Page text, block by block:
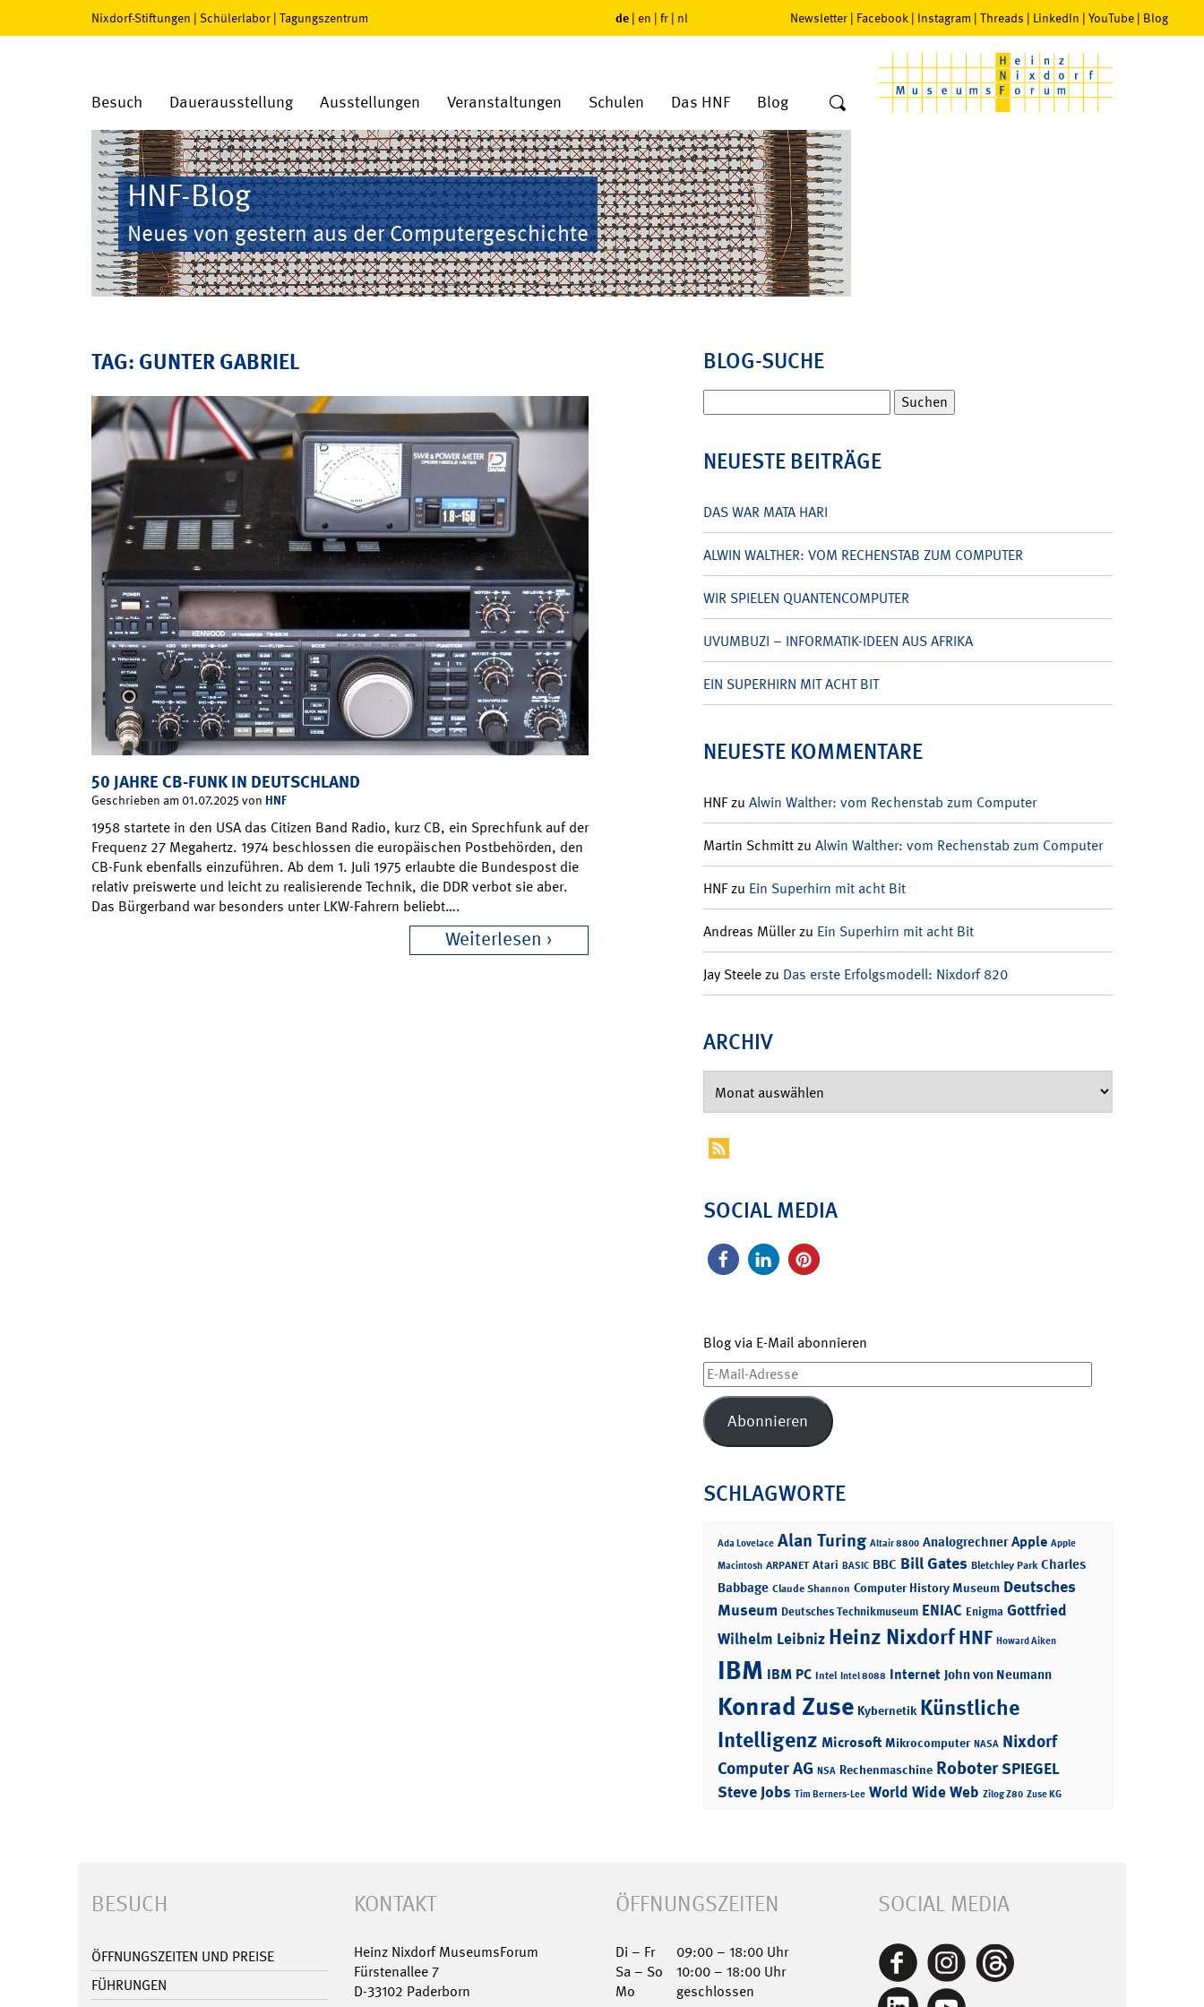
Nixdorf-Stiftungen | Schülerlabor | Tagungszentrum de | en | fr | nl Newsletter | Facebook | Instagram | Threads | LinkedIn | YouTube | Blog
Besuch Dauerausstellung Ausstellungen Veranstaltungen Schulen Das HNF Blog
HNF-Blog
Neues von gestern aus der Computergeschichte
TAG: GUNTER GABRIEL
50 JAHRE CB-FUNK IN DEUTSCHLAND
Geschrieben am 01.07.2025 von HNF
1958 startete in den USA das Citizen Band Radio, kurz CB, ein Sprechfunk auf der
Frequenz 27 Megahertz. 1974 beschlossen die europäischen Postbehörden, den
CB-Funk ebenfalls einzuführen. Ab dem 1. Juli 1975 erlaubte die Bundespost die
relativ preiswerte und leicht zu realisierende Technik, die DDR verbot sie aber.
Das Bürgerband war besonders unter LKW-Fahrern beliebt….
Weiterlesen
BLOG-SUCHE
nach:
NEUESTE BEITRÄGE
DAS WAR MATA HARI
ALWIN WALTHER: VOM RECHENSTAB ZUM COMPUTER
WIR SPIELEN QUANTENCOMPUTER
UVUMBUZI – INFORMATIK-IDEEN AUS AFRIKA
EIN SUPERHIRN MIT ACHT BIT
NEUESTE KOMMENTARE
HNFzu Alwin Walther: vom Rechenstab zum Computer
Martin Schmittzu Alwin Walther: vom Rechenstab zum Computer
HNFzu Ein Superhirn mit acht Bit
Andreas Müllerzu Ein Superhirn mit acht Bit
Jay Steelezu Das erste Erfolgsmodell: Nixdorf 820
ARCHIV
SOCIAL MEDIA
Blog via E-Mail abonnieren
E-
Mail-
Adresse
Abonnieren
SCHLAGWORTE
Ada Lovelace Alan Turing Altair 8800 Analogrechner Apple Apple
Macintosh ARPANET Atari BASIC BBC Bill Gates Bletchley Park Charles
Babbage Claude Shannon Computer History Museum Deutsches
Museum Deutsches Technikmuseum ENIAC Enigma Gottfried
Wilhelm Leibniz Heinz NixdorfHNF Howard Aiken
IBM IBM PC Intel Intel 8088 Internet John von Neumann
Konrad Zuse Kybernetik Künstliche
Intelligenz Microsoft Mikrocomputer NASA Nixdorf
Computer AG NSA Rechenmaschine RoboterSPIEGEL
Steve Jobs Tim Berners-Lee World Wide Web Zilog Z80 Zuse KG
BESUCH
ÖFFNUNGSZEITEN UND PREISE
FÜHRUNGEN
KONTAKT
Heinz Nixdorf MuseumsForum
Fürstenallee 7
D-33102 Paderborn
ÖFFNUNGSZEITEN
Di – Fr
09:00 – 18:00 Uhr
Sa – So
10:00 – 18:00 Uhr
Mo
geschlossen
SOCIAL MEDIA